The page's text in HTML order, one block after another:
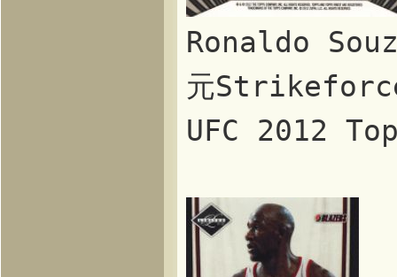
Ronaldo
元Strikeforce
UFC 2012